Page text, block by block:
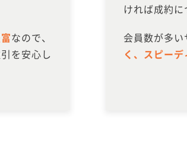
なので、
を安心し
ければ成約に
会員数が多
く、スピー